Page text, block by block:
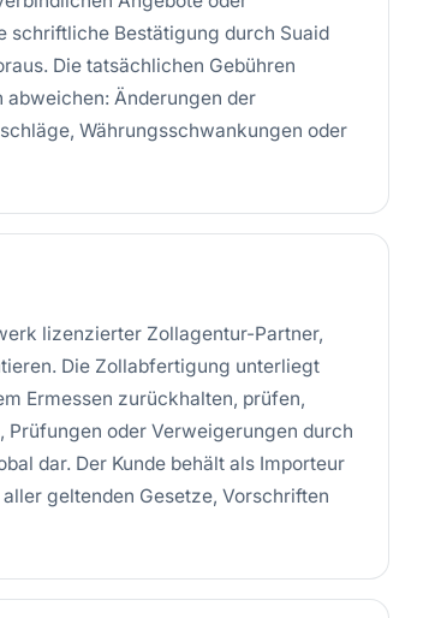
schriftliche Bestätigung durch Suaid
Die tatsächlichen Gebühren
Änderungen der
Währungsschwankungen oder
lizenzierter Zollagentur-Partner,
Die Zollabfertigung unterliegt
Ermessen zurückhalten, prüfen,
oder Verweigerungen durch
dar. Der Kunde behält als Importeur
geltenden Gesetze, Vorschriften